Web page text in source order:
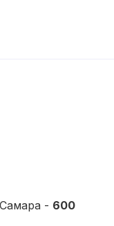
- 600